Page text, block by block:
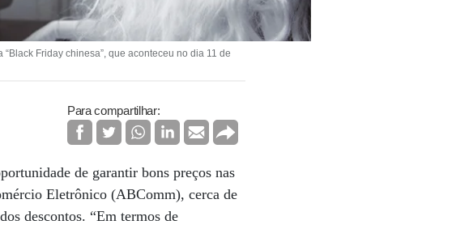
Friday chinesa”, que aconteceu no dia 11 de
Para compartilhar:
de garantir bons preços nas
Eletrônico (ABComm), cerca de
descontos. “Em termos de